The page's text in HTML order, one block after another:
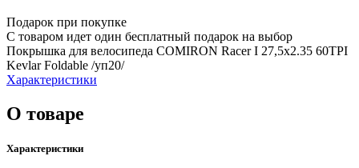
Подарок при покупке
С товаром идет один бесплатный подарок на выбор
Покрышка для велосипеда COMIRON Racer I 27,5x2.35 60TPI
Kevlar Foldable /уп20/
Характеристики
О товаре
Характеристики